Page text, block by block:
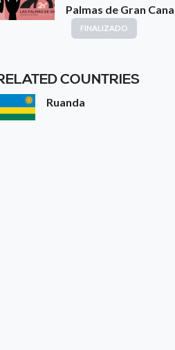
Palmas de Gran
FINALIZADO
COUNTRIES
Ruanda